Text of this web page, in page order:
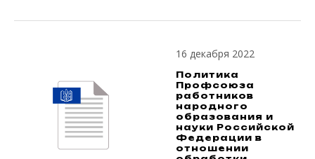
16 декабря 2022
Политика
Профсоюза
работников
народного
образования и
науки Российской
Федерации в
отношении